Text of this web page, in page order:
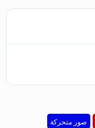
صور متحركة